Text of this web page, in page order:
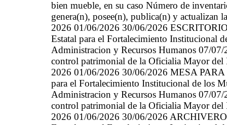
bien mueble, en su caso Número de
genera(n), posee(n), publica(n) y actualizan
2026 01/06/2026 30/06/2026
Estatal para el Fortalecimiento Institucional
Administracion y Recursos Humanos 07/07/
control patrimonial de la Oficialia Mayor del
2026 01/06/2026 30/06/2026 MESA
para el Fortalecimiento Institucional de los
Administracion y Recursos Humanos 07/07/
control patrimonial de la Oficialia Mayor del
2026 01/06/2026 30/06/2026